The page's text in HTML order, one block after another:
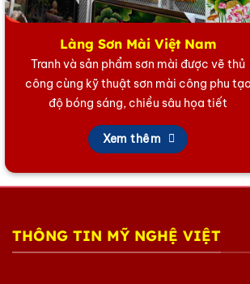
Làng Sơn Mài Việt Nam
Tranh và sản phẩm sơn mài được vẽ thủ
công cùng kỹ thuật sơn mài công phu tạo
độ bóng sáng, chiều sâu họa tiết
Xem thêm
THÔNG TIN MỸ NGHỆ VIỆT